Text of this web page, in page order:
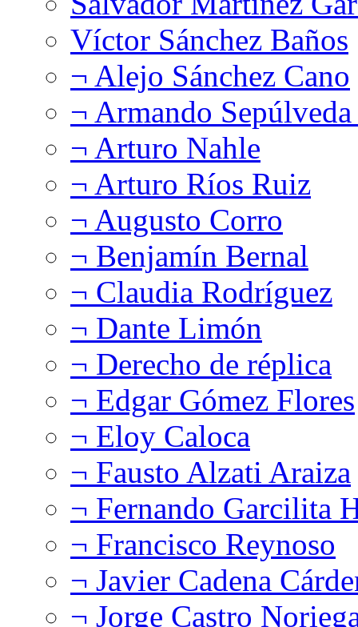
Víctor Sánchez Baños
¬ Alejo Sánchez Cano
¬ Armando
¬ Arturo Nahle
¬ Arturo Ríos Ruiz
¬ Augusto Corro
¬ Benjamín Bernal
¬ Claudia Rodríguez
¬ Dante Limón
¬ Derecho de réplica
¬ Edgar Gómez Flores
¬ Eloy Caloca
¬ Fausto Alzati Araiza
¬ Fernando Garcilita
¬ Francisco Reynoso
¬ Javier Cadena
¬ Jorge Castro